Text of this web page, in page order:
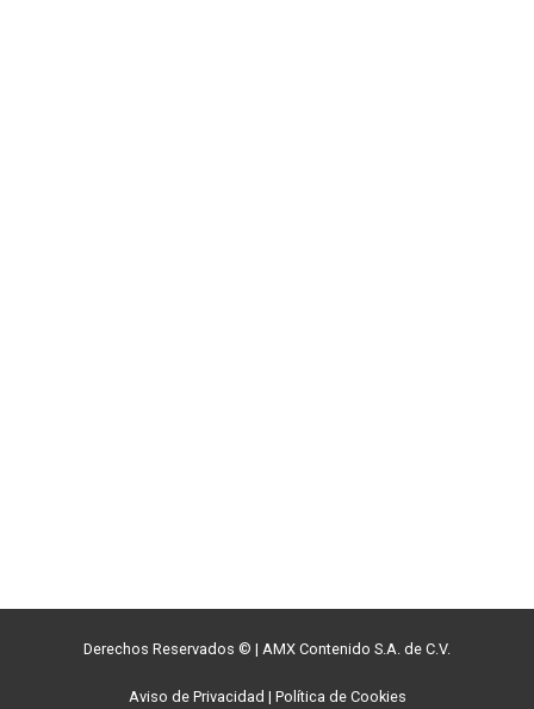
Derechos Reservados © | AMX Contenido S.A. de C.V.
Aviso de Privacidad | Política de Cookies